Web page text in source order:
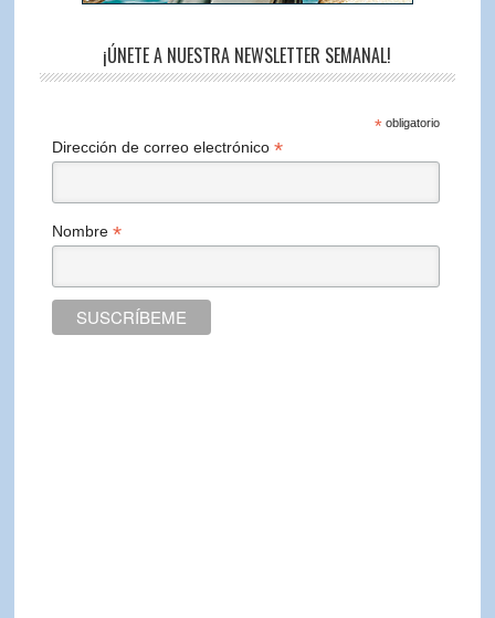
¡ÚNETE A NUESTRA NEWSLETTER SEMANAL!
*obligatorio
Dirección de correo electrónico*
Nombre*